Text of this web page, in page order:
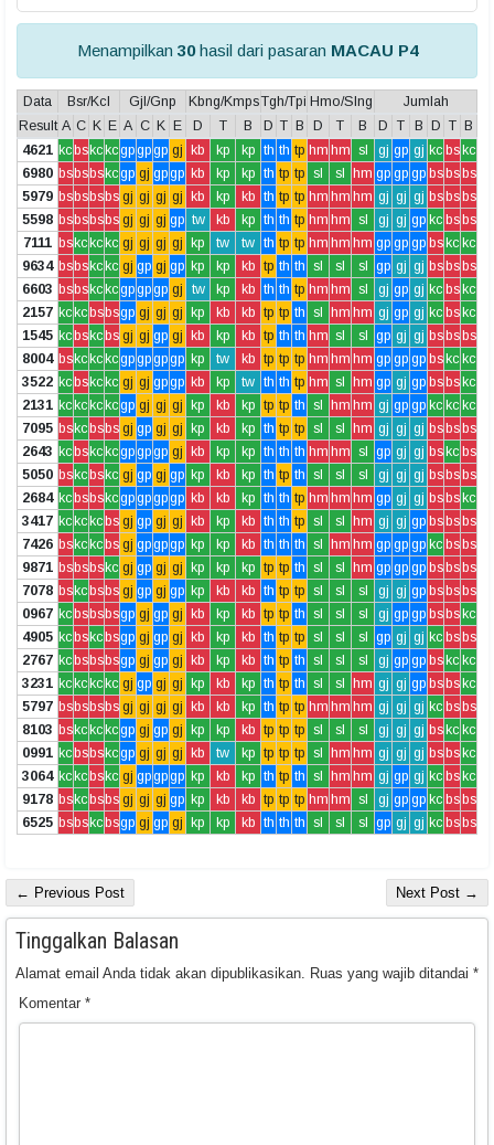
Menampilkan 30hasil dari pasaran MACAU P4
Data Bsr/Kcl Gjl/Gnp Kbng/KmpsTgh/Tpi Hmo/Slng
Jumlah
Result A C K E A C K E D T B D T B D T B D T B D T B
4621 kcbskckcgpgpgp gj kb kp kp th th tp hm hm sl gj gp gj kc bskc
6980 bsbsbskcgp gj gpgp kb kp kp th tp tp sl sl hm gp gp gp bsbsbs
5979 bsbsbsbs gj gj gj gj kb kp kb th tp tp hm hm hm gj gj gj bsbsbs
5598 bsbsbsbs gj gj gj gp tw kb kp th th tp hm hm sl gj gj gp kc bsbs
7111 bskckckc gj gj gj gj kp tw tw th tp tp hm hm hm gp gp gp bskc kc
9634 bsbskckc gj gp gj gp kp kp kb tp th th sl sl sl gp gj gj bsbsbs
6603 bsbskckcgpgpgp gj tw kp kb th th tp hm hm sl gj gp gj kc bskc
2157 kckcbsbsgp gj gj gj kp kb kb tp tp th sl hm hm gj gp gj kc bskc
1545 kcbskcbs gj gj gp gj kb kp kb tp th th hm sl sl gp gj gj bsbsbs
8004 bskckckcgpgpgpgp kp tw kb tp tp tp hm hm hm gp gp gp bskc kc
3522 kcbskckc gj gj gpgp kb kp tw th th tp hm sl hm gp gj gp bsbskc
2131 kckckckcgp gj gj gj kp kb kp tp tp th sl hm hm gj gp gp kc kc kc
7095 bskcbsbs gj gp gj gj kp kb kp th tp tp sl sl hm gj gj gj bsbsbs
2643 kcbskckcgpgpgp gj kb kp kp th th th hm hm sl gp gj gj bskc bs
5050 bskcbskc gj gp gj gp kp kb kp th tp th sl sl sl gj gj gj bsbsbs
2684 kcbsbskcgpgpgpgp kb kb kp th th tp hm hm hm gp gj gj bsbskc
3417 kckckcbs gj gp gj gj kb kp kb th th tp sl sl hm gj gj gp bsbsbs
7426 bskckcbs gj gpgpgp kp kp kb th th th sl hm hm gp gp gp kc bsbs
9871 bsbsbskc gj gp gj gj kp kp kp tp tp th sl sl hm gp gp gp bsbsbs
7078 bskcbsbs gj gp gj gp kp kb kb th tp tp sl sl sl gj gj gp bsbsbs
0967 kcbsbsbsgp gj gp gj kb kp kb tp tp th sl sl sl gj gp gp bsbskc
4905 kcbskcbsgp gj gp gj kb kp kb th tp tp sl sl sl gp gj gj kc bsbs
2767 kcbsbsbsgp gj gp gj kb kp kb th tp th sl sl sl gj gp gp bskc kc
3231 kckckckc gj gp gj gj kp kb kp th tp th sl sl hm gj gj gp bsbskc
5797 bsbsbsbs gj gj gj gj kb kb kp th tp tp hm hm hm gj gj gj kc bsbs
8103 bskckckcgp gj gp gj kp kp kb tp tp tp sl sl sl gj gj gj bskc kc
0991 kcbsbskcgp gj gj gj kb tw kp tp tp tp sl hm hm gj gj gj bsbskc
3064 kckcbskc gj gpgpgp kp kb kp th tp th sl hm hm gj gp gj kc bskc
9178 bskcbsbs gj gj gj gp kp kb kb tp tp tp hm hm sl gj gp gp kc bsbs
6525 bsbskcbsgp gj gp gj kp kp kb th th th sl sl sl gp gj gj kc bsbs
← Previous Post Next Post →
Tinggalkan Balasan
Alamat email Anda tidak akan dipublikasikan. Ruas yang wajib ditandai *
Komentar *